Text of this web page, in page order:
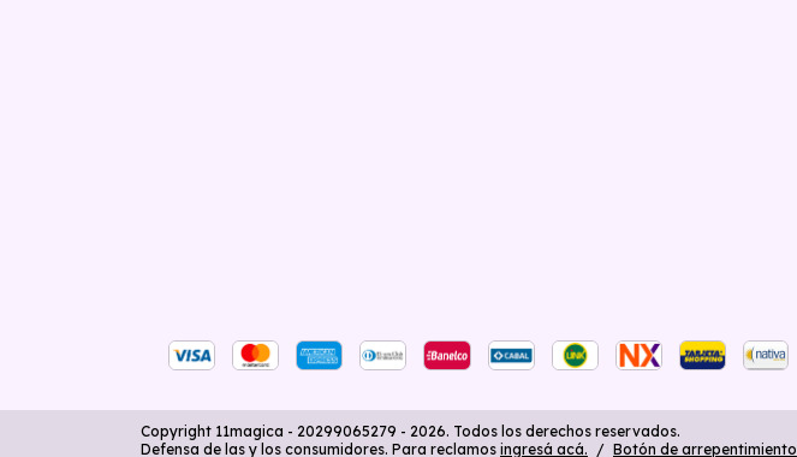
Copyright 11magica - 20299065279 - 2026. Todos los derechos reservados.
Defensa de las y los consumidores. Para reclamos ingresá acá. / Botón de arrepentimiento